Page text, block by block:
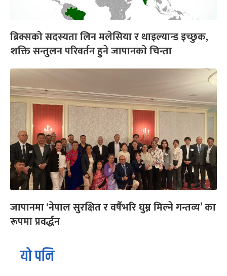
ब्रिक्सको सदस्यता लिन मलेसिया र थाइल्यान्ड इच्छुक,
शक्ति सन्तुलन परिवर्तन हुने जापानकाे चिन्ता
जापानमा ‘नेपाल सुरक्षित र वर्षैभरि घुम्न मिल्ने गन्तव्य’ का
रूपमा प्रवर्द्धन
यो पनि